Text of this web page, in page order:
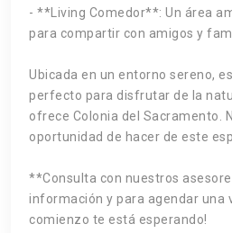
- **Living Comedor**: Un área
para compartir con amigos y
Ubicada en un entorno sereno,
perfecto para disfrutar de la
ofrece Colonia del Sacramento.
oportunidad de hacer de este
**Consulta con nuestros
información y para agendar una
comienzo te está esperando!